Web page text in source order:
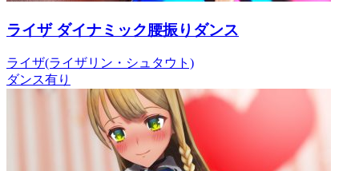
ライザ ダイナミック腰振りダンス
ライザ(ライザリン・シュタウト)
ダンス有り